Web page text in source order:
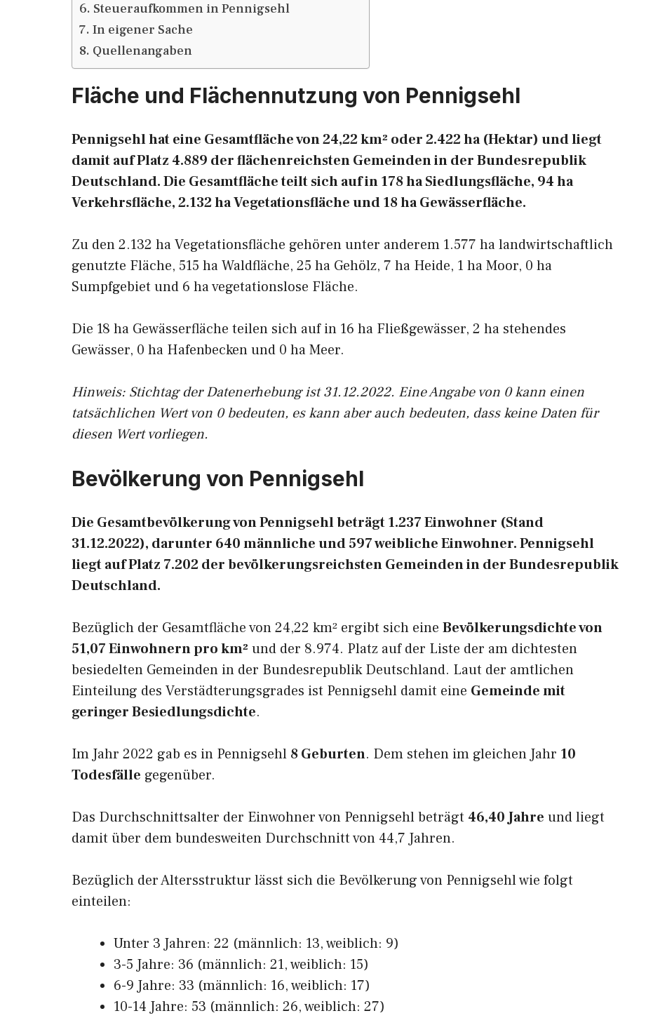
Steueraufkommen in Pennigsehl
In eigener Sache
Quellenangaben
Fläche und Flächennutzung von Pennigsehl
Pennigsehl hat eine Gesamtfläche von 24,22 km² oder 2.422 ha (Hektar) und liegt
damit auf Platz 4.889 der flächenreichsten Gemeinden in der Bundesrepublik
Deutschland. Die Gesamtfläche teilt sich auf in 178 ha Siedlungsfläche, 94 ha
Verkehrsfläche, 2.132 ha Vegetationsfläche und 18 ha Gewässerfläche.
Zu den 2.132 ha Vegetationsfläche gehören unter anderem 1.577 ha landwirtschaftlich
genutzte Fläche, 515 ha Waldfläche, 25 ha Gehölz, 7 ha Heide, 1 ha Moor, 0 ha
Sumpfgebiet und 6 ha vegetationslose Fläche.
Die 18 ha Gewässerfläche teilen sich auf in 16 ha Fließgewässer, 2 ha stehendes
Gewässer, 0 ha Hafenbecken und 0 ha Meer.
Hinweis: Stichtag der Datenerhebung ist 31.12.2022. Eine Angabe von 0 kann einen
tatsächlichen Wert von 0 bedeuten, es kann aber auch bedeuten, dass keine Daten für
diesen Wert vorliegen.
Bevölkerung von Pennigsehl
Die Gesamtbevölkerung von Pennigsehl beträgt 1.237 Einwohner (Stand
31.12.2022), darunter 640 männliche und 597 weibliche Einwohner. Pennigsehl
liegt auf Platz 7.202 der bevölkerungsreichsten Gemeinden in der Bundesrepublik
Deutschland.
Bezüglich der Gesamtfläche von 24,22 km² ergibt sich eine Bevölkerungsdichte von
51,07 Einwohnern pro km² und der 8.974. Platz auf der Liste der am dichtesten
besiedelten Gemeinden in der Bundesrepublik Deutschland. Laut der amtlichen
Einteilung des Verstädterungsgrades ist Pennigsehl damit eine Gemeinde mit
geringer Besiedlungsdichte.
Im Jahr 2022 gab es in Pennigsehl 8 Geburten. Dem stehen im gleichen Jahr 10
Todesfälle gegenüber.
Das Durchschnittsalter der Einwohner von Pennigsehl beträgt 46,40 Jahre und liegt
damit über dem bundesweiten Durchschnitt von 44,7 Jahren.
Bezüglich der Altersstruktur lässt sich die Bevölkerung von Pennigsehl wie folgt
einteilen:
Unter 3 Jahren: 22 (männlich: 13, weiblich: 9)
3-5 Jahre: 36 (männlich: 21, weiblich: 15)
6-9 Jahre: 33 (männlich: 16, weiblich: 17)
10-14 Jahre: 53 (männlich: 26, weiblich: 27)